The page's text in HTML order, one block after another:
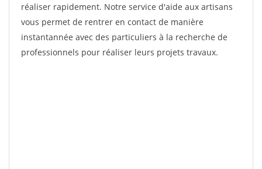
réaliser rapidement. Notre service d'aide aux artisans
vous permet de rentrer en contact de manière
instantannée avec des particuliers à la recherche de
professionnels pour réaliser leurs projets travaux.